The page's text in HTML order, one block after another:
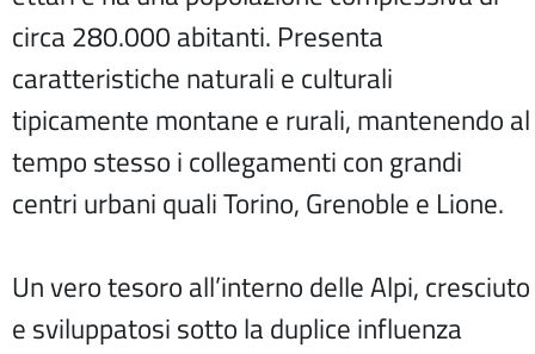
circa 280.000 abitanti. Presenta
caratteristiche naturali e culturali
tipicamente montane e rurali, mantenendo al
tempo stesso i collegamenti con grandi
centri urbani quali Torino, Grenoble e Lione.
Un vero tesoro all’interno delle Alpi, cresciuto
e sviluppatosi sotto la duplice influenza